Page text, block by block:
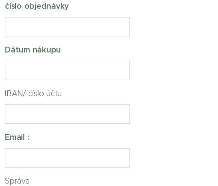
číslo objednávky
Dátum nákupu
IBAN/ číslo účtu
Email :
Správa